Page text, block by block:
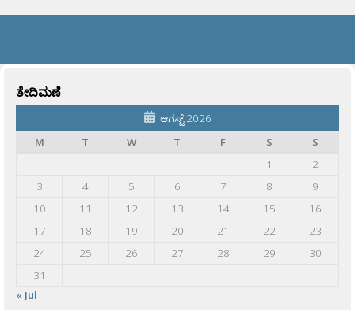
ತೇದಿಮಣೆ
ಆಗಸ್ಟ್ 2026
M
T W T F S
S
1
2
3
4 5 6 7 8
9
10
11 12 13 14 15
16
17
18 19 20 21 22
23
24
25 26 27 28 29
30
31
« Jul